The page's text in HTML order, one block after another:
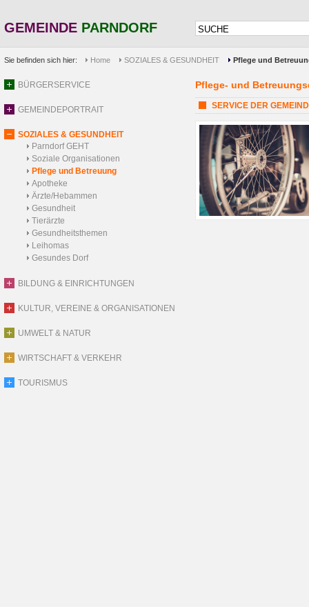
GEMEINDE PARNDORF
Sie befinden sich hier: Home SOZIALES & GESUNDHEIT Pflege und
BÜRGERSERVICE
GEMEINDEPORTRAIT
SOZIALES & GESUNDHEIT
Parndorf GEHT
Soziale Organisationen
Pflege und Betreuung
Apotheke
Ärzte/Hebammen
Gesundheit
Tierärzte
Gesundheitsthemen
Leihomas
Gesundes Dorf
BILDUNG & EINRICHTUNGEN
KULTUR, VEREINE & ORGANISATIONEN
UMWELT & NATUR
WIRTSCHAFT & VERKEHR
TOURISMUS
Pflege- und
SERVICE DER